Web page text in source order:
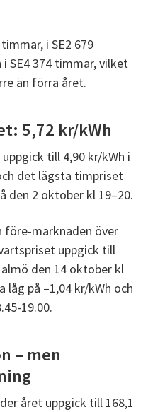
i SE2 679
SE4 374 timmar, vilket
än förra året.
5,72 kr/kWh
till 4,90 kr/kWh i
det lägsta timpriset
den 2 oktober kl 19–20.
före-marknaden över
uppgick till
den 14 oktober kl
låg på –1,04 kr/kWh och
19.00.
– men
året uppgick till 168,1